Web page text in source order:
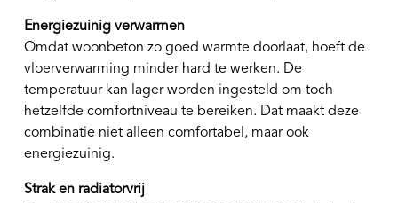
Energiezuinig verwarmen
Omdat woonbeton zo goed warmte doorlaat, hoeft de
vloerverwarming minder hard te werken. De
temperatuur kan lager worden ingesteld om toch
hetzelfde comfortniveau te bereiken. Dat maakt deze
combinatie niet alleen comfortabel, maar ook
energiezuinig.
Strak en radiatorvrij